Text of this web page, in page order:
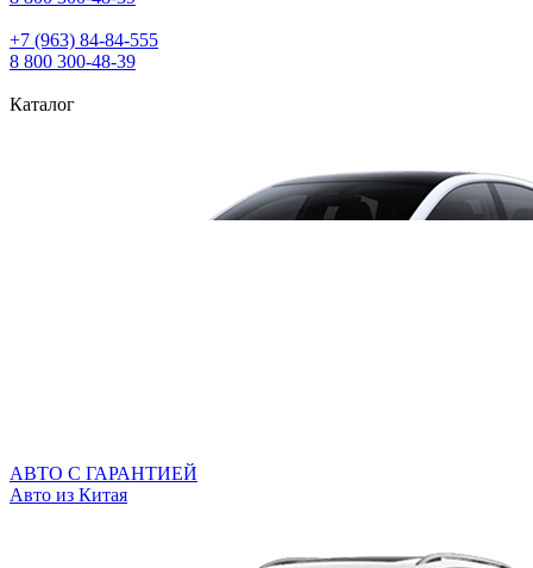
+7 (963) 84‑84‑555
8 800 300‑48‑39
Каталог
АВТО С ГАРАНТИЕЙ
Авто из Китая